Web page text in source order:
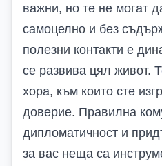
важни, но те не могат
самоцелно и без
полезни контакти е
се развива цял живот.
хора, към които сте
доверие. Правилна
дипломатичност и
за вас неща са